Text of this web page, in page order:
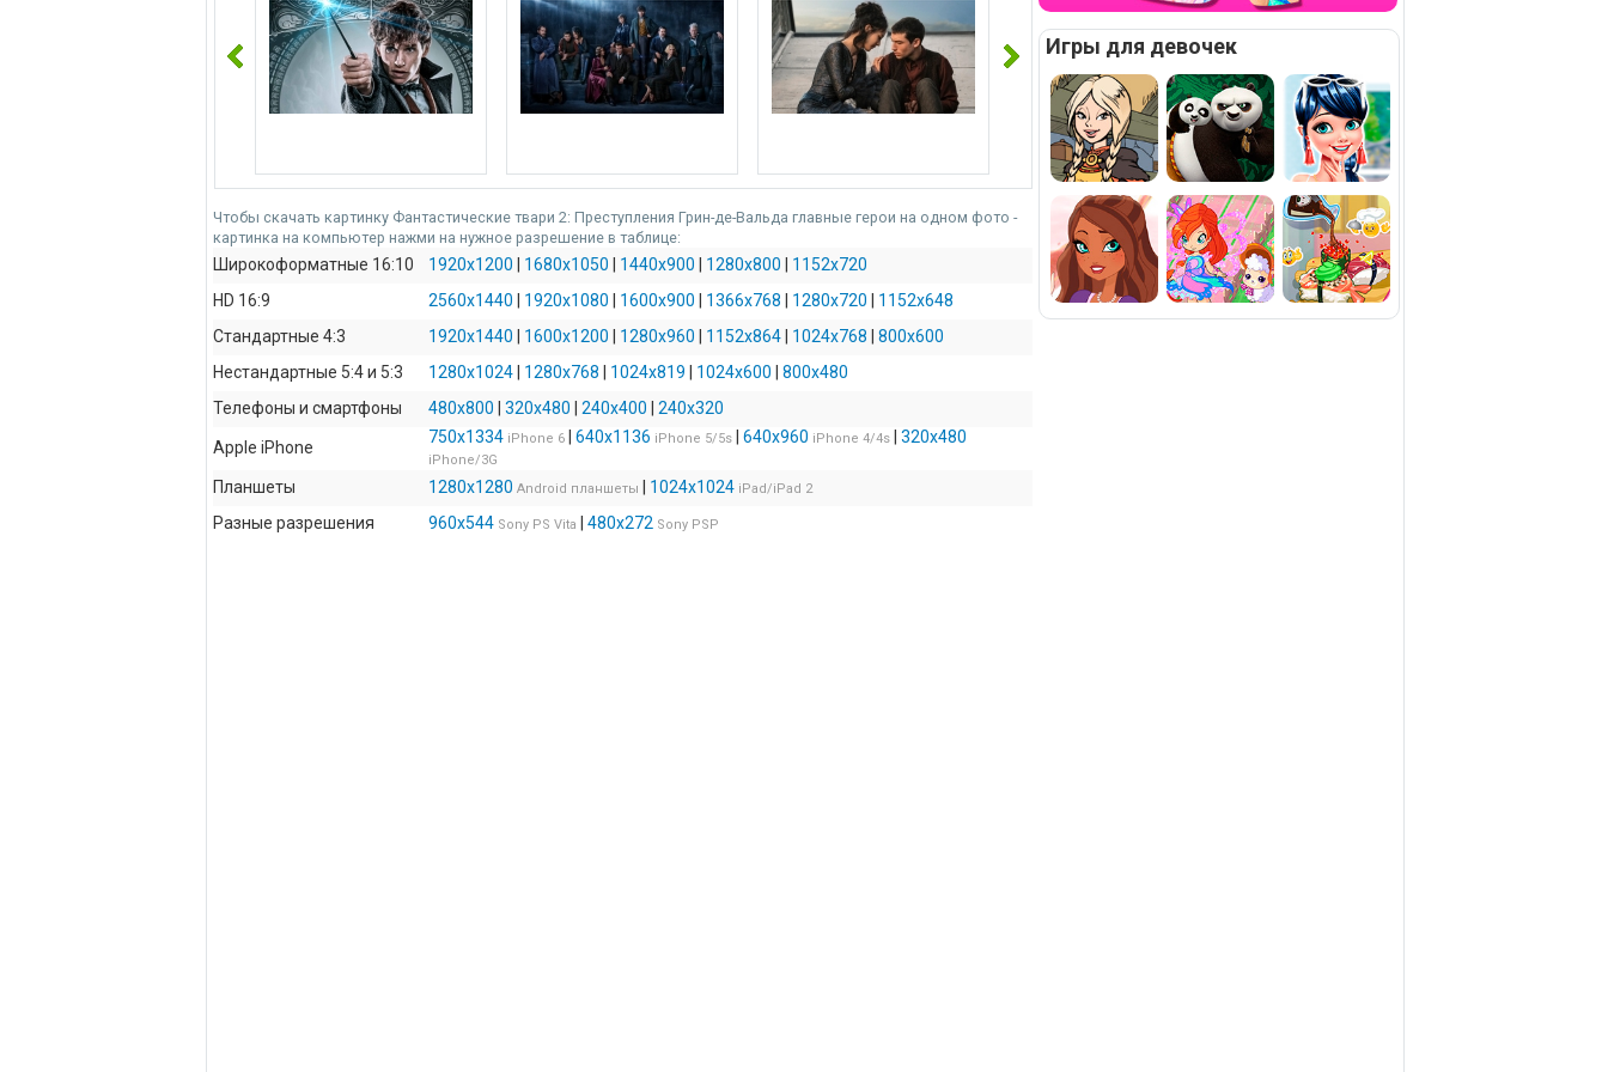
Чтобы скачать картинку Фантастические твари 2: Преступления Грин-де-Вальда главные герои на одном фото -
картинка на компьютер нажми на нужное разрешение в таблице:
Широкоформатные 16:10 1920x1200 1680x1050 1440x900 1280x800
1152x720
HD 16:9
2560x1440 1920x1080 1600x900 1366x768 1280x720
1152x648
Стандартные 4:3
1920x1440 1600x1200 1280x960 1152x864 1024x768
800x600
Нестандартные 5:4 и 5:3
1280x1024 1280x768 1024x819 1024x600
800x480
Телефоны и смартфоны
480x800 320x480 240x400 240x320
Apple iPhone
750x1334 iPhone 6 640x1136 iPhone 5/5s 640x960 iPhone 4/4s 320x480
iPhone/3G
Планшеты 1280x1280 Android планшеты 1024x1024 iPad/iPad 2
Разные разрешения 960x544 Sony PS Vita 480x272 Sony PSP
Игры для девочек